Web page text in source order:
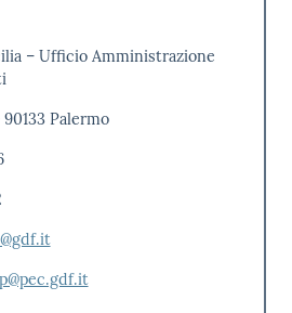
– Ufficio Amministrazione
Palermo